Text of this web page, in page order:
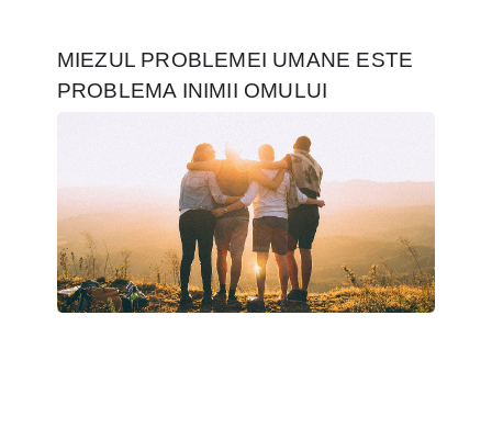
MIEZUL PROBLEMEI UMANE ESTE
PROBLEMA INIMII OMULUI